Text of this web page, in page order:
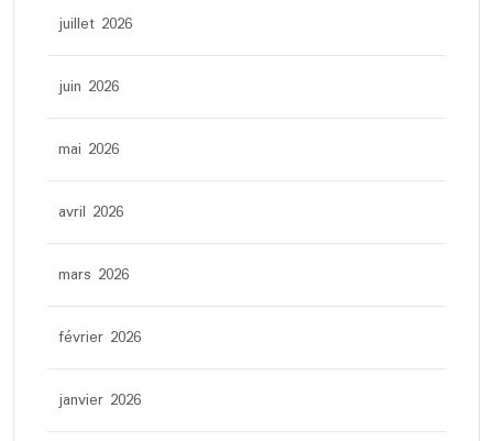
juillet 2026
juin 2026
mai 2026
avril 2026
mars 2026
février 2026
janvier 2026